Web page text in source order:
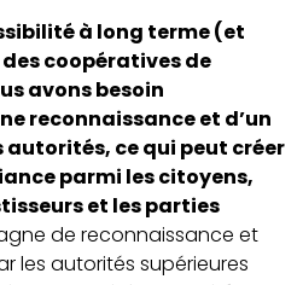
à long terme (et
coopératives de
avons besoin
reconnaissance et d’un
ce qui peut créer
parmi les citoyens,
et les parties
de reconnaissance et
les autorités supérieures